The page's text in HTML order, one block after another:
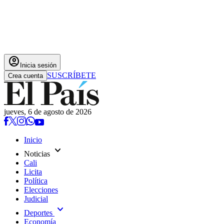
account_circle Inicia sesión
Crea cuenta SUSCRÍBETE
jueves, 6 de agosto de 2026
Inicio
Noticias expand_more
Cali
Licita
Política
Elecciones
Judicial
Deportes expand_more
Economía